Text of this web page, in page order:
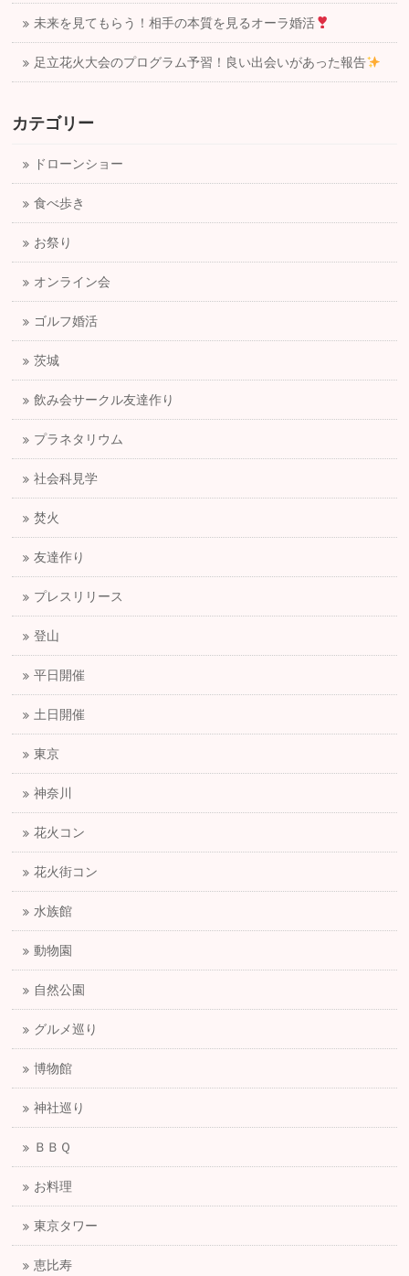
未来を見てもらう！相手の本質を見るオーラ婚活
足立花火大会のプログラム予習！良い出会いがあった報告
カテゴリー
ドローンショー
食べ歩き
お祭り
オンライン会
ゴルフ婚活
茨城
飲み会サークル友達作り
プラネタリウム
社会科見学
焚火
友達作り
プレスリリース
登山
平日開催
土日開催
東京
神奈川
花火コン
花火街コン
水族館
動物園
自然公園
グルメ巡り
博物館
神社巡り
ＢＢＱ
お料理
東京タワー
恵比寿